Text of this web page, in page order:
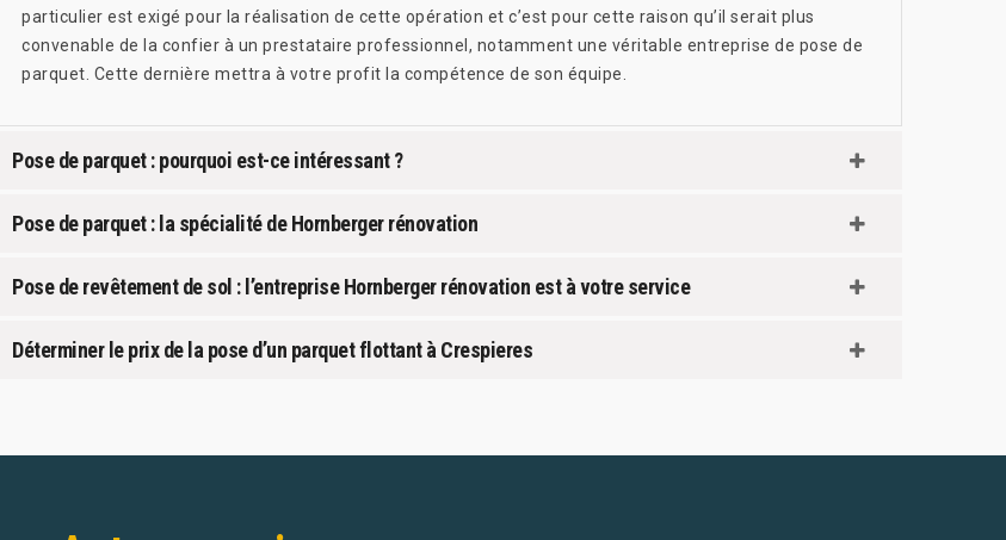
particulier est exigé pour la réalisation de cette opération et c’est pour cette raison qu’il serait plus
convenable de la confier à un prestataire professionnel, notamment une véritable entreprise de pose de
parquet. Cette dernière mettra à votre profit la compétence de son équipe.
Pose de parquet : pourquoi est-ce intéressant ?
Pose de parquet : la spécialité de Hornberger rénovation
Pose de revêtement de sol : l’entreprise Hornberger rénovation est à votre service
Déterminer le prix de la pose d’un parquet flottant à Crespieres